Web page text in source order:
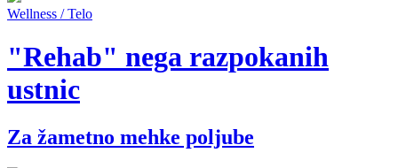
Wellness / Telo
"Rehab" nega razpokanih
ustnic
Za žametno mehke poljube